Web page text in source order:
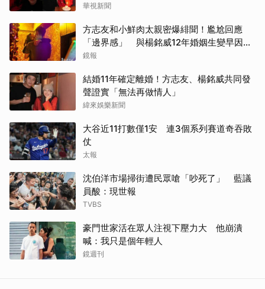
華視新聞
方志友和小鮮肉太親密爆緋聞！尷尬回應
「邊界感」 與楊銘威12年婚姻生變早因
「這問題」洩端倪
鏡報
結婚11年確定離婚！方志友、楊銘威共同發
聲證實「無法再做情人」
緯來娛樂新聞
大谷近11打數僅1安 連3個系列賽道奇吞敗
仗
太報
沈伯洋市場掃街遭民眾嗆「吵死了」 藍議
員酸：現世報
TVBS
豪門世家活在眾人注視下壓力大 他崩潰
喊：我只是個年輕人
鏡週刊